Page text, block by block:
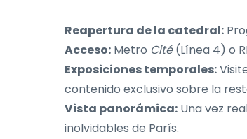
Reapertura de la catedral:
Acceso: Metro Cité(Línea 4) o
Exposiciones temporales:
contenido exclusivo sobre la
Vista panorámica: Una vez
inolvidables de París.